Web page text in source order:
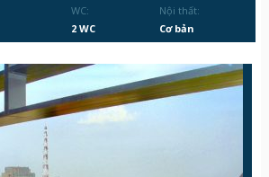
WC:
2 WC
Nội thất:
Cơ bản